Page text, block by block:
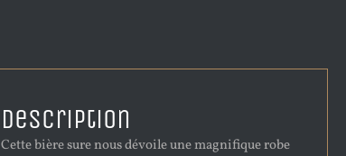
Description
Cette bière sure nous dévoile une magnifique robe